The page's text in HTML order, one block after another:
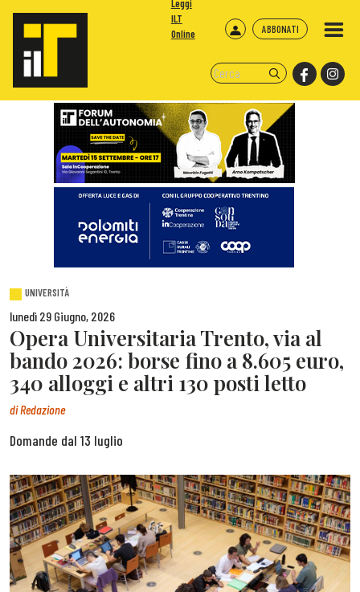
ABBONATI
Leggi
ILT
Online
UNIVERSITÀ
lunedì 29 Giugno, 2026
Opera Universitaria Trento, via al
bando 2026: borse fino a 8.605 euro,
340 alloggi e altri 130 posti letto
diRedazione
Domande dal 13 luglio